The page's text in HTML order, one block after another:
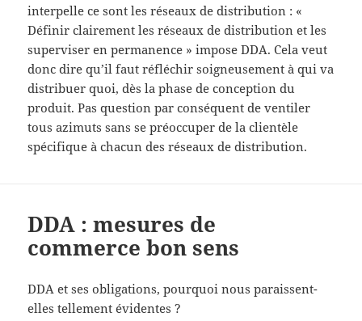
interpelle ce sont les réseaux de distribution : «
Définir clairement les réseaux de distribution et les
superviser en permanence » impose DDA. Cela veut
donc dire qu’il faut réfléchir soigneusement à qui va
distribuer quoi, dès la phase de conception du
produit. Pas question par conséquent de ventiler
tous azimuts sans se préoccuper de la clientèle
spécifique à chacun des réseaux de distribution.
DDA : mesures de
commerce bon sens
DDA et ses obligations, pourquoi nous paraissent-
elles tellement évidentes ?